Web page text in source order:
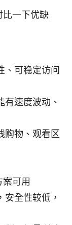
比一下优缺
、可稳定访问
速度波动、
购物、观看区
案可用
全性较低，